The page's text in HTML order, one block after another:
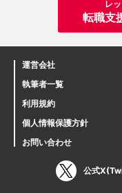
レ
転職支
運営会社
執筆者一覧
利用規約
個人情報保護方針
お問い合わせ
公式